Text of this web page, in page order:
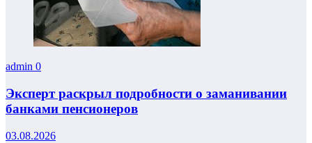
admin 0
Эксперт раскрыл подробности о заманивании
банками пенсионеров
03.08.2026